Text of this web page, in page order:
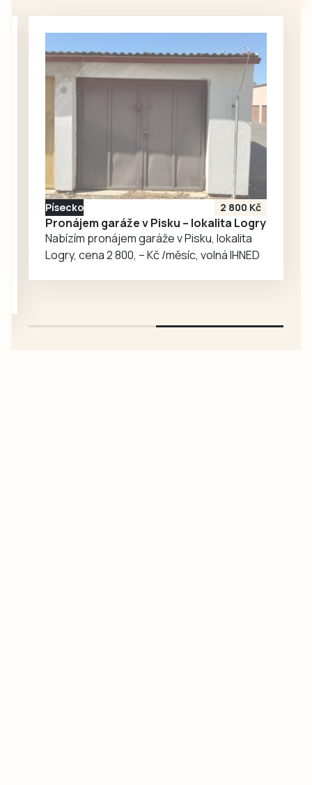
opatstvím ve
Vyšším Brodě,
Spolkem přátel
kláštera a Fakultou
stavební ČVUT byl
nejen náhodně
přítomen americký
velvyslanec
Nicholas Merrick,
který tuto
památku obdivuje
a opakovaně už do
Vyššího Brodu
zavítal, ale i
geofyzik a
badatel…
Písecko 2 800 Kč
Pronájem garáže v Pisku – lokalita Logry
Nabízím pronájem garáže v Pisku, lokalita
Logry, cena 2 800, – Kč /měsíc, volná IHNED